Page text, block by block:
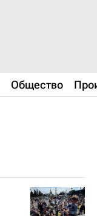
Общество